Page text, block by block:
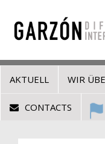
AKTUELL WIR
CONTACTS